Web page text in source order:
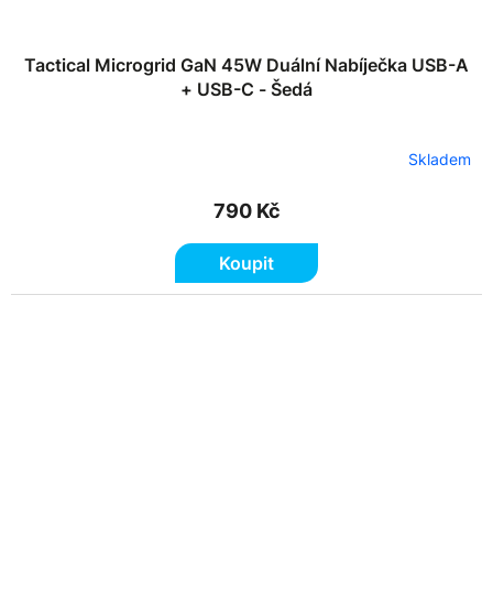
Tactical Microgrid GaN 45W Duální Nabíječka USB-A
+ USB-C - Šedá
Skladem
790 Kč
Koupit